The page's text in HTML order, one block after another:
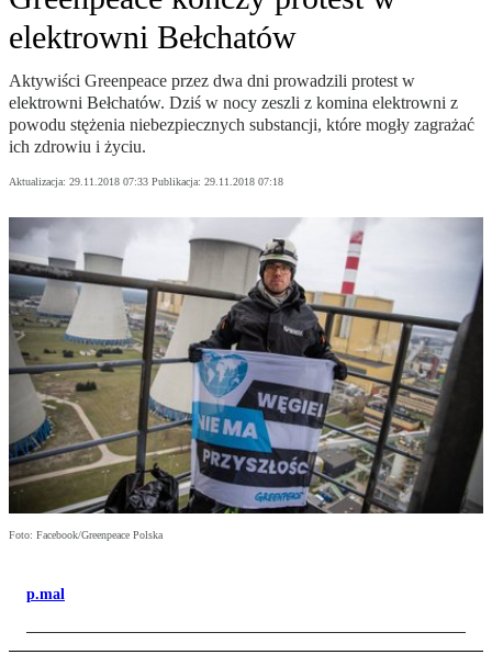
elektrowni Bełchatów
Aktywiści Greenpeace przez dwa dni prowadzili protest w
elektrowni Bełchatów. Dziś w nocy zeszli z komina elektrowni z
powodu stężenia niebezpiecznych substancji, które mogły zagrażać
ich zdrowiu i życiu.
Aktualizacja: 29.11.2018 07:33 Publikacja: 29.11.2018 07:18
Foto: Facebook/Greenpeace Polska
p.mal